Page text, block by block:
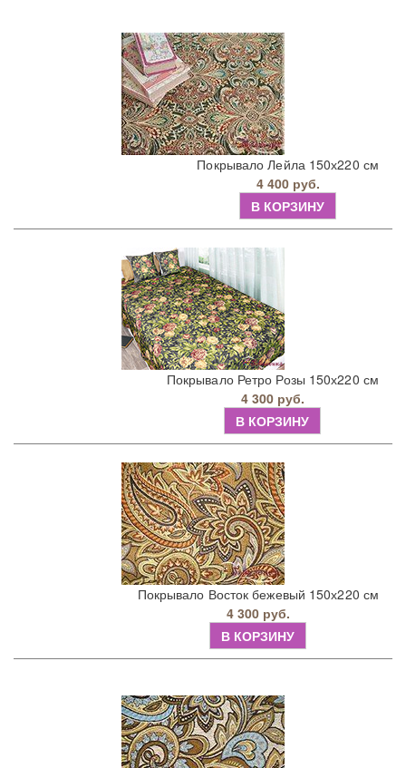
Покрывало Лейла 150х220 см
4 400 руб.
В КОРЗИНУ
Покрывало Ретро Розы 150х220 см
4 300 руб.
В КОРЗИНУ
Покрывало Восток бежевый 150х220 см
4 300 руб.
В КОРЗИНУ